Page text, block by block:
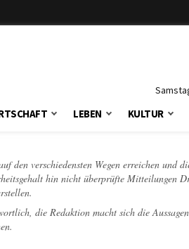
LEBEN KULTUR
den verschiedensten Wegen erreichen und
hin nicht überprüfte Mitteilungen
die Redaktion macht sich die